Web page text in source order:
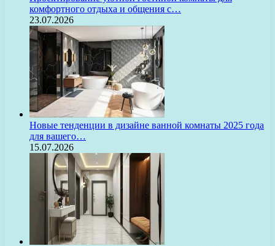
комфортного отдыха и общения с…
23.07.2026
Новые тенденции в дизайне ванной комнаты 2025 года
для вашего…
15.07.2026